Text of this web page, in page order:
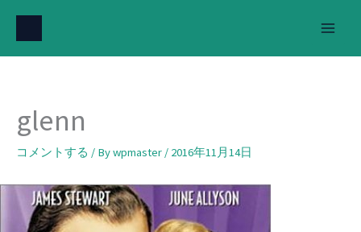
を
glenn
コメントする / Bywpmaster / 2016年11月14日